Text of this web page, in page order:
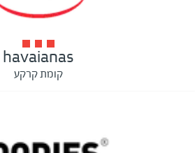
havaianas
קומת קרקע